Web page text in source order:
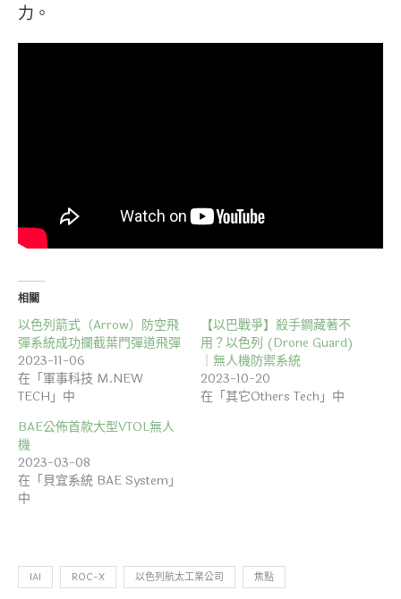
力。
相關
以色列箭式（Arrow）防空飛
彈系統成功攔截葉門彈道飛彈
2023-11-06
在「軍事科技 M.NEW
TECH」中
【以巴戰爭】殺手鐧藏著不
用？以色列 (Drone Guard)
｜無人機防禦系統
2023-10-20
在「其它Others Tech」中
BAE公佈首款大型VTOL無人
機
2023-03-08
在「貝宜系統 BAE System」
中
IAI ROC-X 以色列航太工業公司 焦點